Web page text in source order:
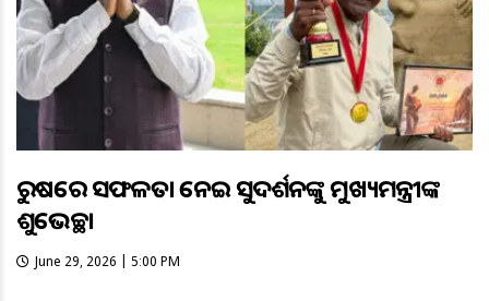
ରୁଷରେ ସଫଳତା ନେଇ ସୁଦର୍ଶନଙ୍କୁ ମୁଖ୍ୟମନ୍ତ୍ରୀଙ୍କ
ଶୁଭେଚ୍ଛା
June 29, 2026 | 5:00 PM